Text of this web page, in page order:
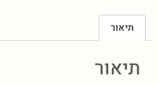
תיאור
תיאור